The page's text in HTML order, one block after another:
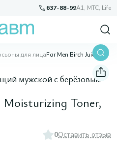
637-88-99A1, МТС, Life
для лица For Men Birch Juice Moisturizing Toner, 200 мл
мужской с берёзовым
Moisturizing Toner,
0Оставить отзыв